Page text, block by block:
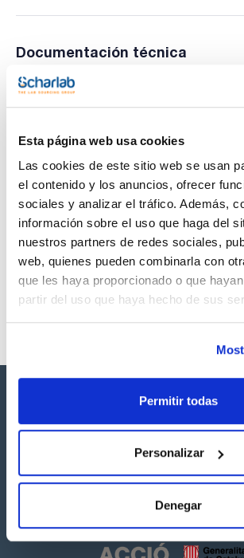
Esta página web usa cookies
Las cookies de este sitio web se usan
el contenido y los anuncios, ofrecer
sociales y analizar el tráfico. Además,
información sobre el uso que haga del
nuestros partners de redes sociales,
web, quienes pueden combinarla con
que les haya proporcionado o que
partir del uso que haya hecho de sus
Permitir todas
Personalizar
Denegar
Documentación técnica
TDS / Ficha técnica
Regístrate para
SDS/ Hoja de seguridad
Regístrate para
descargas
Los productos marcados con esta
listos para una entrega inmediata.